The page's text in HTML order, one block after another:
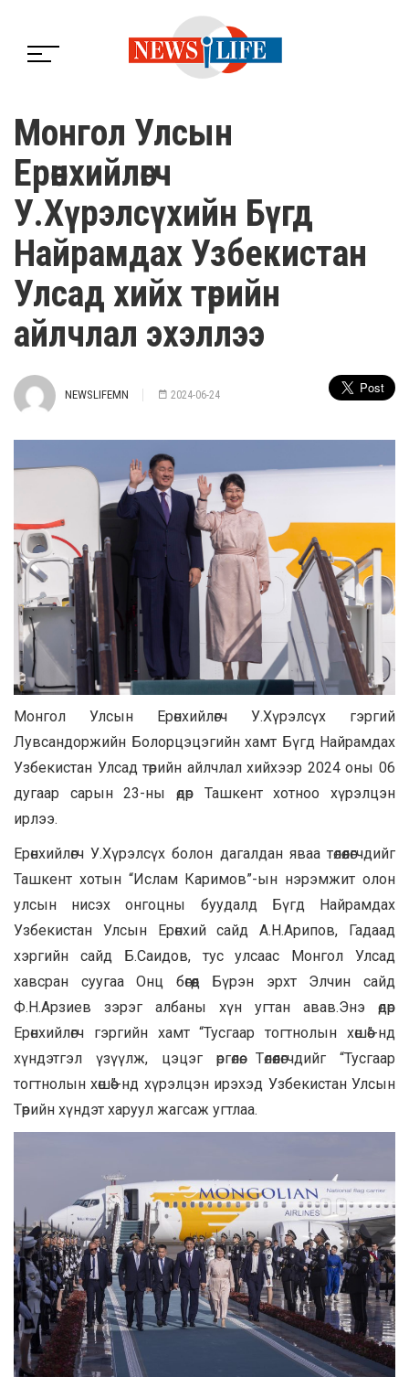
Монгол Улсын
Ерөнхийлөгч
У.Хүрэлсүхийн Бүгд
Найрамдах Узбекистан
Улсад хийх төрийн
айлчлал эхэллээ
NEWSLIFEMN 2024-06-24
Монгол Улсын Ерөнхийлөгч У.Хүрэлсүх гэргий
Лувсандоржийн Болорцэцэгийн хамт Бүгд Найрамдах
Узбекистан Улсад төрийн айлчлал хийхээр 2024 оны 06
дугаар сарын 23-ны өдөр Ташкент хотноо хүрэлцэн
ирлээ.
Ерөнхийлөгч У.Хүрэлсүх болон дагалдан яваа төлөөлөгчдийг
Ташкент хотын “Ислам Каримов”-ын нэрэмжит олон
улсын нисэх онгоцны буудалд Бүгд Найрамдах
Узбекистан Улсын Ерөнхий сайд А.Н.Арипов, Гадаад
хэргийн сайд Б.Саидов, тус улсаас Монгол Улсад
хавсран суугаа Онц бөгөөд Бүрэн эрхт Элчин сайд
Ф.Н.Арзиев зэрэг албаны хүн угтан авав.Энэ өдөр
Ерөнхийлөгч гэргийн хамт “Тусгаар тогтнолын хөшөө”-нд
хүндэтгэл үзүүлж, цэцэг өргөлөө. Төлөөлөгчдийг “Тусгаар
тогтнолын хөшөө”-нд хүрэлцэн ирэхэд Узбекистан Улсын
Төрийн хүндэт харуул жагсаж угтлаа.